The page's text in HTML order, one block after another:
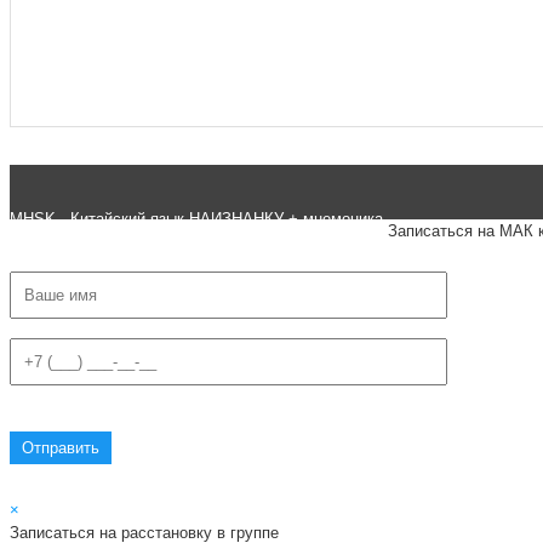
MHSK - Китайский язык НАИЗНАНКУ + мнемоника.
Записаться на МАК
×
Записаться на расстановку в группе